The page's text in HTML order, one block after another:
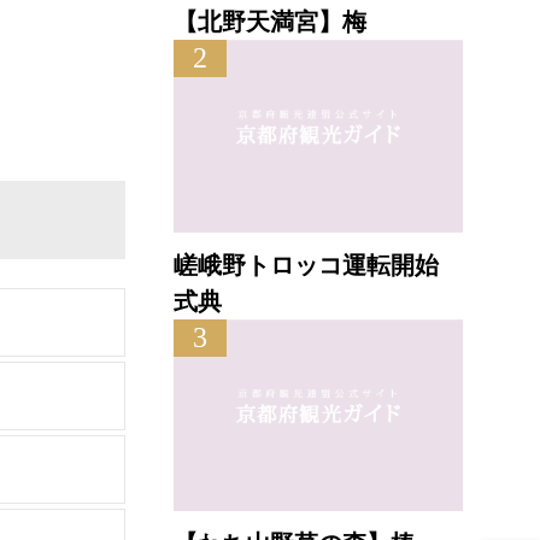
【北野天満宮】梅
2
嵯峨野トロッコ運転開始
式典
3